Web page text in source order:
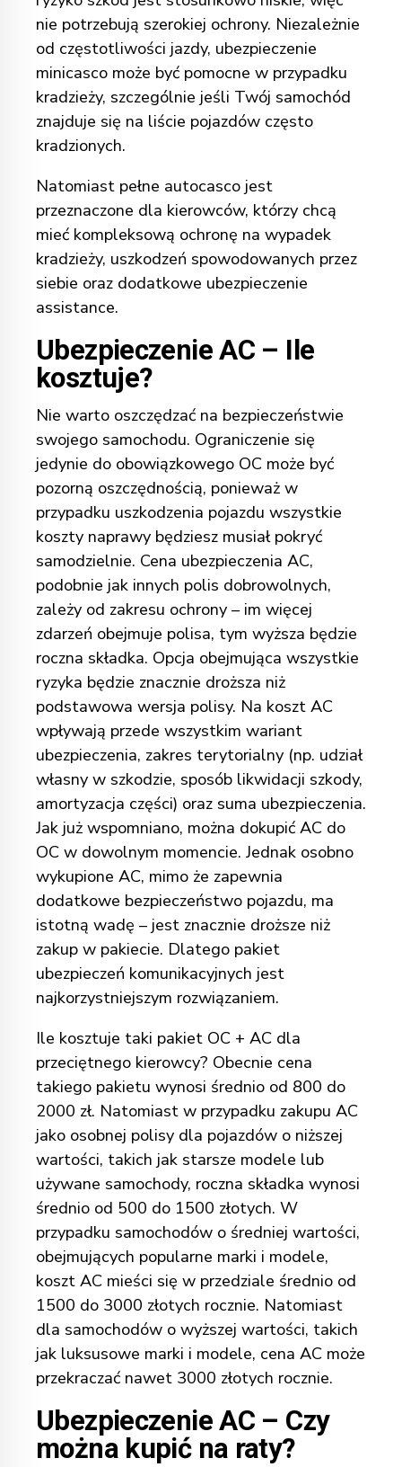
nie potrzebują szerokiej ochrony. Niezależnie
od częstotliwości jazdy, ubezpieczenie
minicasco może być pomocne w przypadku
kradzieży, szczególnie jeśli Twój samochód
znajduje się na liście pojazdów często
kradzionych.
Natomiast pełne autocasco jest
przeznaczone dla kierowców, którzy chcą
mieć kompleksową ochronę na wypadek
kradzieży, uszkodzeń spowodowanych przez
siebie oraz dodatkowe ubezpieczenie
assistance.
Ubezpieczenie AC – Ile
kosztuje?
Nie warto oszczędzać na bezpieczeństwie
swojego samochodu. Ograniczenie się
jedynie do obowiązkowego OC może być
pozorną oszczędnością, ponieważ w
przypadku uszkodzenia pojazdu wszystkie
koszty naprawy będziesz musiał pokryć
samodzielnie. Cena ubezpieczenia AC,
podobnie jak innych polis dobrowolnych,
zależy od zakresu ochrony – im więcej
zdarzeń obejmuje polisa, tym wyższa będzie
roczna składka. Opcja obejmująca wszystkie
ryzyka będzie znacznie droższa niż
podstawowa wersja polisy. Na koszt AC
wpływają przede wszystkim wariant
ubezpieczenia, zakres terytorialny (np. udział
własny w szkodzie, sposób likwidacji szkody,
amortyzacja części) oraz suma ubezpieczenia.
Jak już wspomniano, można dokupić AC do
OC w dowolnym momencie. Jednak osobno
wykupione AC, mimo że zapewnia
dodatkowe bezpieczeństwo pojazdu, ma
istotną wadę – jest znacznie droższe niż
zakup w pakiecie. Dlatego pakiet
ubezpieczeń komunikacyjnych jest
najkorzystniejszym rozwiązaniem.
Ile kosztuje taki pakiet OC + AC dla
przeciętnego kierowcy? Obecnie cena
takiego pakietu wynosi średnio od 800 do
2000 zł. Natomiast w przypadku zakupu AC
jako osobnej polisy dla pojazdów o niższej
wartości, takich jak starsze modele lub
używane samochody, roczna składka wynosi
średnio od 500 do 1500 złotych. W
przypadku samochodów o średniej wartości,
obejmujących popularne marki i modele,
koszt AC mieści się w przedziale średnio od
1500 do 3000 złotych rocznie. Natomiast
dla samochodów o wyższej wartości, takich
jak luksusowe marki i modele, cena AC może
przekraczać nawet 3000 złotych rocznie.
Ubezpieczenie AC – Czy
można kupić na raty?